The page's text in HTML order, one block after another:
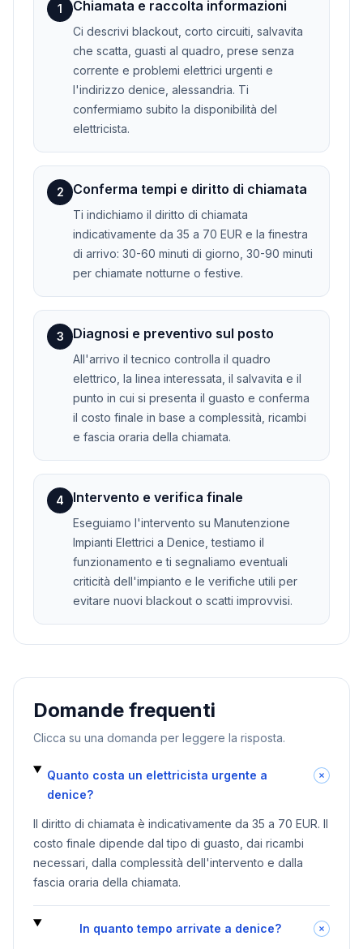
1 Chiamata e raccolta informazioni
Ci descrivi blackout, corto circuiti, salvavita
che scatta, guasti al quadro, prese senza
corrente e problemi elettrici urgenti e
l'indirizzo denice, alessandria. Ti
confermiamo subito la disponibilità del
elettricista.
2 Conferma tempi e diritto di chiamata
Ti indichiamo il diritto di chiamata
indicativamente da 35 a 70 EUR e la finestra
di arrivo: 30-60 minuti di giorno, 30-90 minuti
per chiamate notturne o festive.
3 Diagnosi e preventivo sul posto
All'arrivo il tecnico controlla il quadro
elettrico, la linea interessata, il salvavita e il
punto in cui si presenta il guasto e conferma
il costo finale in base a complessità, ricambi
e fascia oraria della chiamata.
4 Intervento e verifica finale
Eseguiamo l'intervento su Manutenzione
Impianti Elettrici a Denice, testiamo il
funzionamento e ti segnaliamo eventuali
criticità dell'impianto e le verifiche utili per
evitare nuovi blackout o scatti improvvisi.
Domande frequenti
Clicca su una domanda per leggere la risposta.
Quanto costa un elettricista urgente a
denice?
Il diritto di chiamata è indicativamente da 35 a 70 EUR. Il
costo finale dipende dal tipo di guasto, dai ricambi
necessari, dalla complessità dell'intervento e dalla
fascia oraria della chiamata.
In quanto tempo arrivate a denice?